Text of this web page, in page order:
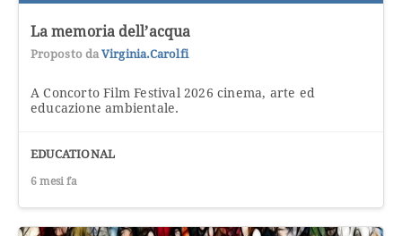
La memoria dell’acqua
Proposto da Virginia.carolfi
A Concorto Film Festival 2026 cinema, arte ed
educazione ambientale.
EDUCATIONAL
6 mesi fa